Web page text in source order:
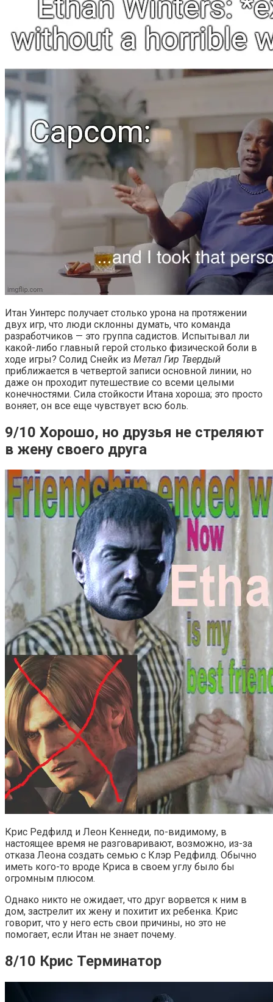
Итан Уинтерс получает столько урона на протяжении
двух игр, что люди склонны думать, что команда
разработчиков — это группа садистов. Испытывал ли
какой-либо главный герой столько физической боли в
ходе игры? Солид Снейк из Метал Гир Твердый
приближается в четвертой записи основной линии, но
даже он проходит путешествие со всеми целыми
конечностями. Сила стойкости Итана хороша; это просто
воняет, он все еще чувствует всю боль.
9/10 Хорошо, но друзья не стреляют
в жену своего друга
Крис Редфилд и Леон Кеннеди, по-видимому, в
настоящее время не разговаривают, возможно, из-за
отказа Леона создать семью с Клэр Редфилд. Обычно
иметь кого-то вроде Криса в своем углу было бы
огромным плюсом.
Однако никто не ожидает, что друг ворвется к ним в
дом, застрелит их жену и похитит их ребенка. Крис
говорит, что у него есть свои причины, но это не
помогает, если Итан не знает почему.
8/10 Крис Терминатор